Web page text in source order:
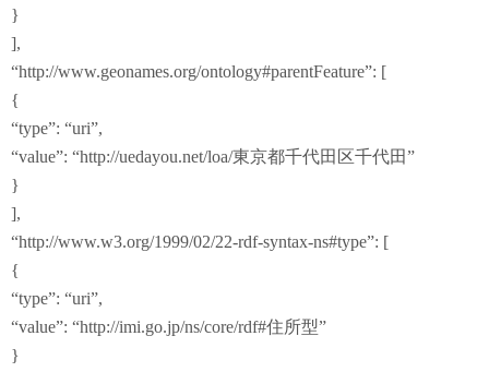
}
],
“http://www.geonames.org/ontology#parentFeature”: [
{
“type”: “uri”,
“value”: “http://uedayou.net/loa/東京都千代田区千代田”
}
],
“http://www.w3.org/1999/02/22-rdf-syntax-ns#type”: [
{
“type”: “uri”,
“value”: “http://imi.go.jp/ns/core/rdf#住所型”
}